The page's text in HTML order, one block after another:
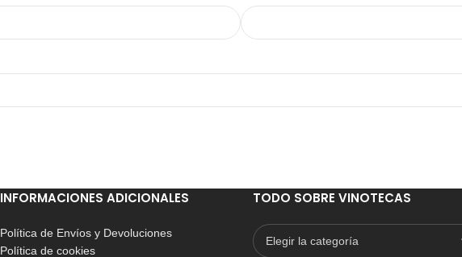
INFORMACIONES ADICIONALES
Política de Envíos y Devoluciones
Política de cookies
TODO SOBRE VINOTECAS